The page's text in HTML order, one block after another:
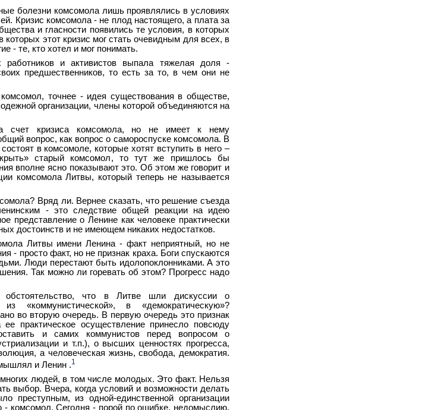
болезни комсомола лишь проявлялись в условиях
Кризис комсомола - не плод настоящего, а плата за
и гласности появились те условия, в которых
этот кризис мог стать очевидным для всех, в
- те, кто хотел и мог понимать.
работников и активистов выпала тяжелая доля -
предшественников, то есть за то, в чем они не
точнее - идея существования в обществе,
организации, члены которой объединяются на
счет кризиса комсомола, но не имеет к нему
вопрос, как вопрос о самороспуске комсомола. В
в комсомоле, которые хотят вступить в него –
старый комсомол, то тут же пришлось бы
вполне ясно показывают это. Об этом же говорит и
комсомола Литвы, который теперь не называется
Вряд ли. Вернее сказать, что решение съезда
- это следствие общей реакции на идею
представление о Ленине как человеке практически
достоинств и не имеющем никаких недостатков.
Литвы имени Ленина - факт неприятный, но не
- просто факт, но не признак краха. Боги спускаются
Люди перестают быть идолопоклонниками. А это
Так можно ли горевать об этом? Прогресс надо
обстоятельство, что в Литве шли дискуссии о
«коммунистической», в «демократическую»?
во вторую очередь. В первую очередь это признак
практическое осуществление принесло повсюду
и самих коммунистов перед вопросом о
и т.п.), о высших ценностях прогресса,
а человеческая жизнь, свобода, демократия.
и Ленин .1
людей, в том числе молодых. Это факт. Нельзя
выбор. Вчера, когда условий и возможности делать
из одной-единственной организации
комсомол. Сегодня - порой по ошибке, недомыслию,